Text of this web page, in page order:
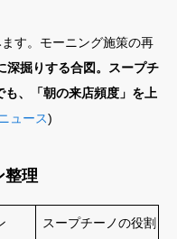
す。モーニング施策の再
深掘りする合図。スープチ
、「朝の来店頻度」を上
ュース)
整理
スープチーノの役割